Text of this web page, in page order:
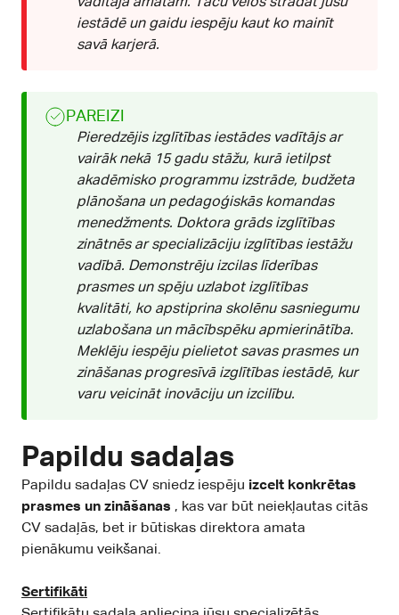
iestādē un gaidu iespēju kaut ko mainīt
savā karjerā.
PAREIZI
Pieredzējis izglītības iestādes vadītājs ar
vairāk nekā 15 gadu stāžu, kurā ietilpst
akadēmisko programmu izstrāde, budžeta
plānošana un pedagoģiskās komandas
menedžments. Doktora grāds izglītības
zinātnēs ar specializāciju izglītības iestāžu
vadībā. Demonstrēju izcilas līderības
prasmes un spēju uzlabot izglītības
kvalitāti, ko apstiprina skolēnu sasniegumu
uzlabošana un mācībspēku apmierinātība.
Meklēju iespēju pielietot savas prasmes un
zināšanas progresīvā izglītības iestādē, kur
varu veicināt inovāciju un izcilību.
Papildu sadaļas
Papildu sadaļas CV sniedz iespēju izcelt konkrētas
prasmes un zināšanas , kas var būt neiekļautas citās
CV sadaļās, bet ir būtiskas direktora amata
pienākumu veikšanai.
Sertifikāti